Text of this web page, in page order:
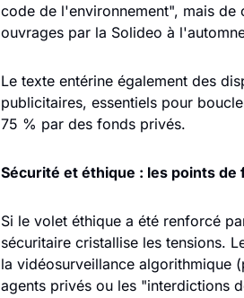
code de l'environnement", mais
ouvrages par la Solideo à
Le texte entérine également des
publicitaires, essentiels pour
75 % par des fonds privés.
Sécurité et éthique : les points de
Si le volet éthique a été renforcé
sécuritaire cristallise les tensions.
la vidéosurveillance algorithmique
agents privés ou les "interdictions